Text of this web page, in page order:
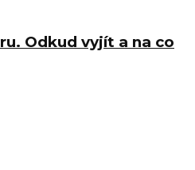
Odkud vyjít a na co